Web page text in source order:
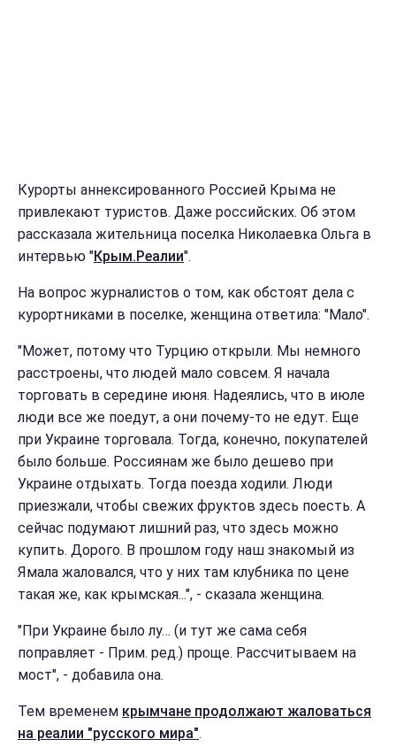
Курорты аннексированного Россией Крыма не
привлекают туристов. Даже российских. Об этом
рассказала жительница поселка Николаевка Ольга в
интервью "Крым.Реалии".
На вопрос журналистов о том, как обстоят дела с
курортниками в поселке, женщина ответила: "Мало".
"Может, потому что Турцию открыли. Мы немного
расстроены, что людей мало совсем. Я начала
торговать в середине июня. Надеялись, что в июле
люди все же поедут, а они почему-то не едут. Еще
при Украине торговала. Тогда, конечно, покупателей
было больше. Россиянам же было дешево при
Украине отдыхать. Тогда поезда ходили. Люди
приезжали, чтобы свежих фруктов здесь поесть. А
сейчас подумают лишний раз, что здесь можно
купить. Дорого. В прошлом году наш знакомый из
Ямала жаловался, что у них там клубника по цене
такая же, как крымская...", - сказала женщина.
"При Украине было лу… (и тут же сама себя
поправляет - Прим. ред.) проще. Рассчитываем на
мост", - добавила она.
Тем временем крымчане продолжают жаловаться
на реалии "русского мира".